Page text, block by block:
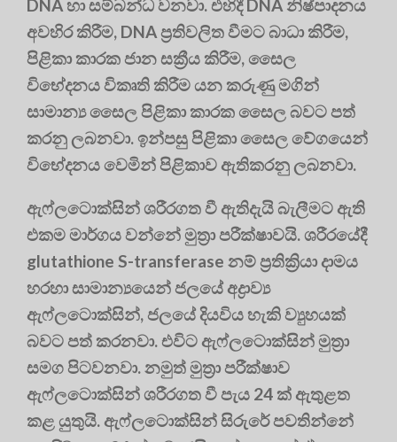
DNA හා සම්බන්ධ වනවා. එහිදී DNA නිෂ්පාදනය
අවහිර කිරීම, DNA ප්‍රතිවලිත වීමට බාධා කිරීම,
පිළිකා කාරක ජාන සක්‍රීය කිරීම, සෛල
විභේදනය විකෘති කිරීම යන කරුණු මගින්
සාමාන්‍ය සෛල පිළිකා කාරක සෛල බවට පත්
කරනු ලබනවා. ඉන්පසු පිළිකා සෛල වේගයෙන්
විභේදනය වෙමින් පිළිකාව ඇතිකරනු ලබනවා.
ඇෆ්ලටොක්සින් ශරීරගත වී ඇතිදැයි බැලීමට ඇති
එකම මාර්ගය වන්නේ මුත්‍රා පරීක්ෂාවයි. ශරීරයේදී
glutathione S-transferase නම් ප්‍රතික්‍රියා දාමය
හරහා සාමාන්‍යයෙන් ජලයේ අද්‍රාව්‍ය
ඇෆ්ලටොක්සින්, ජලයේ දියවිය හැකි ව්‍යුහයක්
බවට පත් කරනවා. එවිට ඇෆ්ලටොක්සින් මුත්‍රා
සමග පිටවනවා. නමුත් මුත්‍රා පරීක්ෂාව
ඇෆ්ලටොක්සින් ශරීරගත වී පැය 24 ක් ඇතුළත
කළ යුතුයි. ඇෆ්ලටොක්සින් සිරුරේ පවතින්නේ